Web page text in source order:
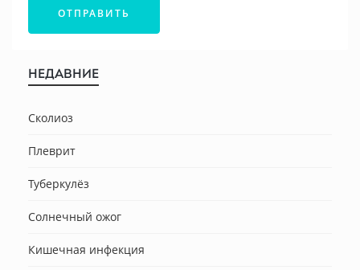
ОТПРАВИТЬ
НЕДАВНИЕ
Сколиоз
Плеврит
Туберкулёз
Солнечный ожог
Кишечная инфекция